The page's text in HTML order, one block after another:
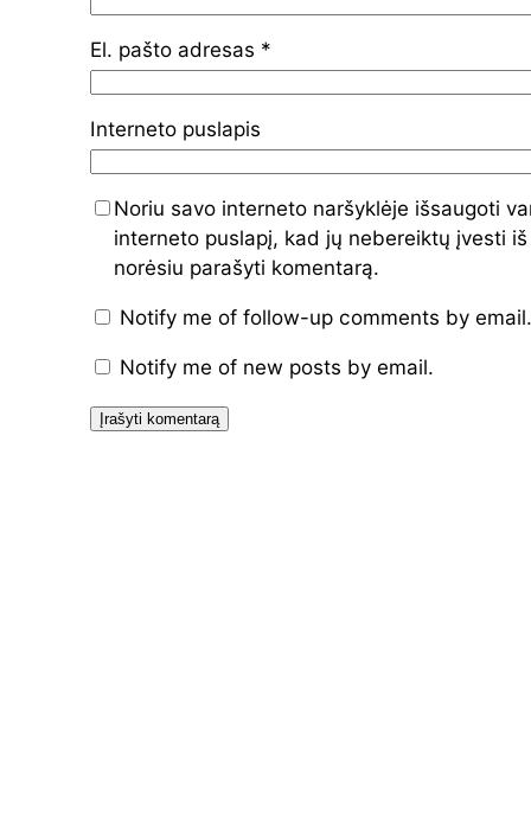
El. pašto adresas *
Interneto puslapis
Noriu savo interneto naršyklėje išsaugoti
interneto puslapį, kad jų nebereiktų įvesti
norėsiu parašyti komentarą.
Notify me of follow-up comments by email.
Notify me of new posts by email.